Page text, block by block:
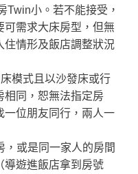
Twin小。若不能接受，
可需求大床房型，但無
住情形及飯店調整狀況
模式且以沙發床或行
相同，恕無法指定房
一位朋友同行，兩人一
，或是同一家人的房間
導遊進飯店拿到房號